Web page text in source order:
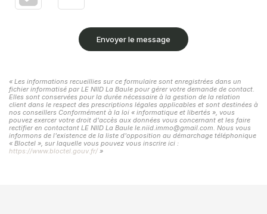
Envoyer le message
« Les informations recueillies sur ce formulaire sont enregistrées dans un
fichier informatisé par LE NIID La Baule pour gérer votre demande de contact.
Elles sont conservées pour la durée nécessaire à la gestion de la relation
client dans le respect des prescriptions légales applicables et sont destinées à
nos conseillers Conformément à la loi « informatique et libertés », vous
pouvez exercer votre droit d'accès aux données vous concernant et les faire
rectifier en contactant LE NIID La Baule le.niid.immo@gmail.com. Nous vous
informons de l'existence de la liste d'opposition au démarchage téléphonique
« Bloctel », sur laquelle vous pouvez vous inscrire ici :
https://www.bloctel.gouv.fr/ »